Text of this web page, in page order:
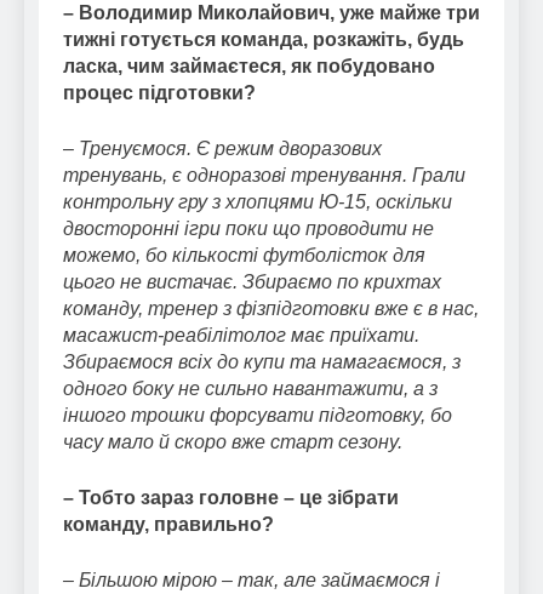
– Володимир Миколайович, уже майже три
тижні готується команда, розкажіть, будь
ласка, чим займаєтеся, як побудовано
процес підготовки?
– Тренуємося. Є режим дворазових
тренувань, є одноразові тренування. Грали
контрольну гру з хлопцями Ю-15, оскільки
двосторонні ігри поки що проводити не
можемо, бо кількості футболісток для
цього не вистачає. Збираємо по крихтах
команду, тренер з фізпідготовки вже є в нас,
масажист-реабілітолог має приїхати.
Збираємося всіх до купи та намагаємося, з
одного боку не сильно навантажити, а з
іншого трошки форсувати підготовку, бо
часу мало й скоро вже старт сезону.
– Тобто зараз головне – це зібрати
команду, правильно?
– Більшою мірою – так, але займаємося і